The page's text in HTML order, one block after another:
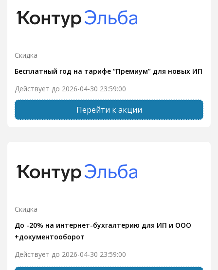
Скидка
Бесплатный год на тарифе “Премиум” для новых ИП
Действует до 2026-04-30 23:59:00
Перейти к акции
Скидка
До -20% на интернет-бухгалтерию для ИП и ООО
+документооборот
Действует до 2026-04-30 23:59:00